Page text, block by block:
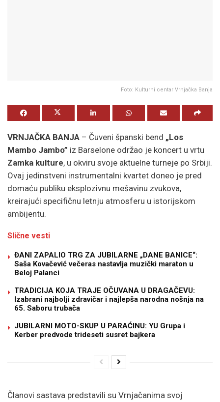
Foto: Kulturni centar Vrnjačka Banja
VRNJAČKA BANJA – Čuveni španski bend „Los
Mambo Jambo” iz Barselone održao je koncert u vrtu
Zamka kulture, u okviru svoje aktuelne turneje po Srbiji.
Ovaj jedinstveni instrumentalni kvartet doneo je pred
domaću publiku eksplozivnu mešavinu zvukova,
kreirajući specifičnu letnju atmosferu u istorijskom
ambijentu.
Slične vesti
ĐANI ZAPALIO TRG ZA JUBILARNE „DANE BANICE“:
Saša Kovačević večeras nastavlja muzički maraton u
Beloj Palanci
TRADICIJA KOJA TRAJE OČUVANA U DRAGAČEVU:
Izabrani najbolji zdravičar i najlepša narodna nošnja na
65. Saboru trubača
JUBILARNI MOTO-SKUP U PARAĆINU: YU Grupa i
Kerber predvode trideseti susret bajkera
Članovi sastava predstavili su Vrnjačanima svoj